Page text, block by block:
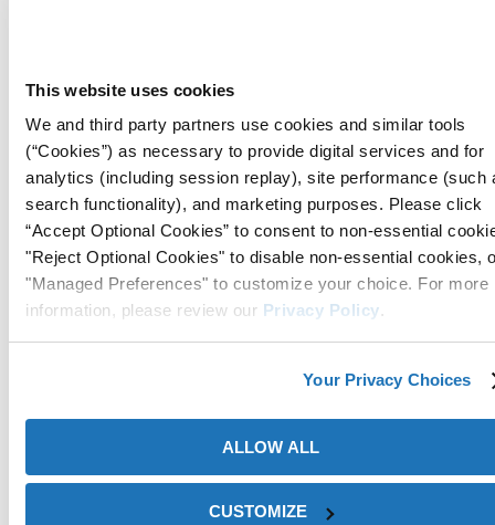
This website uses cookies
We and third party partners use cookies and similar tools
(“Cookies”) as necessary to provide digital services and for
analytics (including session replay), site performance (such
search functionality), and marketing purposes. Please click
“Accept Optional Cookies” to consent to non-essential
"Reject Optional Cookies" to disable non-essential cookies,
"Managed Preferences" to customize your choice. For more
information, please review our Privacy Policy.
Your Privacy Choices
ALLOW ALL
CUSTOMIZE
respecto a los servicios a terceros;
(e) remover, obscurecer o alterar cualquier derecho de
propiedad perteneciente a los servicios;
(f) usar los servicios para: (i) participar en cualquier actividad
fraudulenta o ilegal; (ii) almacenar o transmitir contenido
inapropiado, tal como contenido que: (1) Sea ilegal,
difamatorio, amenazador, pornográfico, abusivo,
conductas que puedan constituir una ofensa criminal, o (3)
que viole los derechos de propiedad intelectual o los
derechos de publicidad o privacidad de otros; (iv) almacenar
o transmitir cualquier contenido que contenga o sea usado
para iniciar un ataque de denegación de servicio, virus de